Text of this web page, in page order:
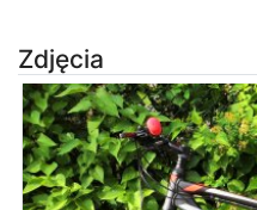
Zdjęcia